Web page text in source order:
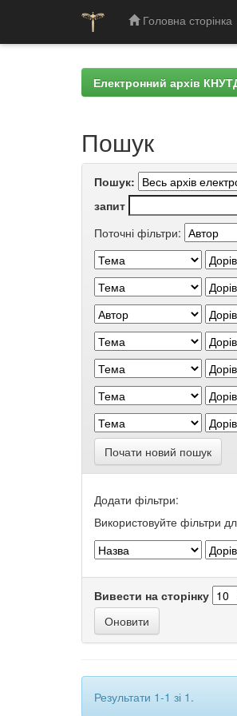
Головна сторінка
Електронний архів
Пошук
Пошук:
запит
Поточні фільтри:
Почати новий пошук
Додати фільтри:
Використовуйте фільтри
Вивести на сторінку
Результати 1-1 зі 1.